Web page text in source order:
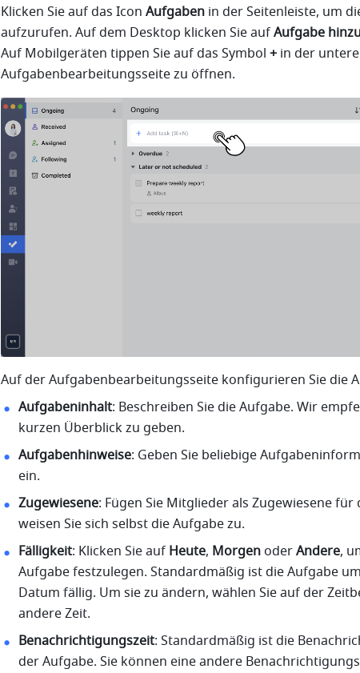
Klicken Sie auf das Icon Aufgaben in der Seitenleiste, um
aufzurufen. Auf dem Desktop klicken Sie auf Aufgabe
Auf Mobilgeräten tippen Sie auf das Symbol + in der
Aufgabenbearbeitungsseite zu öffnen.
Auf der Aufgabenbearbeitungsseite konfigurieren Sie die
Aufgabeninhalt: Beschreiben Sie die Aufgabe. Wir
kurzen Überblick zu geben.
Aufgabenhinweise: Geben Sie beliebige
ein.
Zugewiesene: Fügen Sie Mitglieder als Zugewiesene
weisen Sie sich selbst die Aufgabe zu.
Fälligkeit: Klicken Sie auf Heute, Morgen oder Andere,
Aufgabe festzulegen. Standardmäßig ist die Aufgabe
Datum fällig. Um sie zu ändern, wählen Sie auf der
andere Zeit.
Benachrichtigungszeit: Standardmäßig ist die
der Aufgabe. Sie können eine andere